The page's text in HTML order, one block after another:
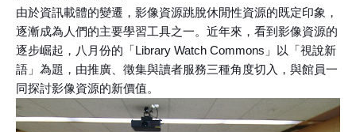
由於資訊載體的變遷，影像資源跳脫休閒性資源的既定印象，
逐漸成為人們的主要學習工具之一。近年來，看到影像資源的
逐步崛起，八月份的「Library Watch Commons」以「視說新
語」為題，由推廣、徵集與讀者服務三種角度切入，與館員一
同探討影像資源的新價值。